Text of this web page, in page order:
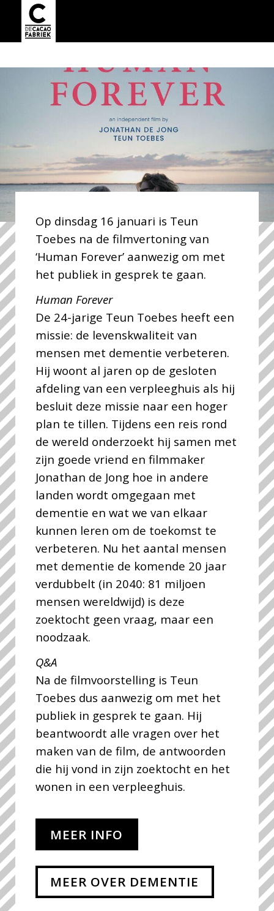
Op dinsdag 16 januari is Teun
Toebes na de filmvertoning van
‘Human Forever’ aanwezig om met
het publiek in gesprek te gaan.
Human Forever
De 24-jarige Teun Toebes heeft een
missie: de levenskwaliteit van
mensen met dementie verbeteren.
Hij woont al jaren op de gesloten
afdeling van een verpleeghuis als hij
besluit deze missie naar een hoger
plan te tillen. Tijdens een reis rond
de wereld onderzoekt hij samen met
zijn goede vriend en filmmaker
Jonathan de Jong hoe in andere
landen wordt omgegaan met
dementie en wat we van elkaar
kunnen leren om de toekomst te
verbeteren. Nu het aantal mensen
met dementie de komende 20 jaar
verdubbelt (in 2040: 81 miljoen
mensen wereldwijd) is deze
zoektocht geen vraag, maar een
noodzaak.
Q&A
Na de filmvoorstelling is Teun
Toebes dus aanwezig om met het
publiek in gesprek te gaan. Hij
beantwoordt alle vragen over het
maken van de film, de antwoorden
die hij vond in zijn zoektocht en het
wonen in een verpleeghuis.
MEER INFO
MEER OVER DEMENTIE